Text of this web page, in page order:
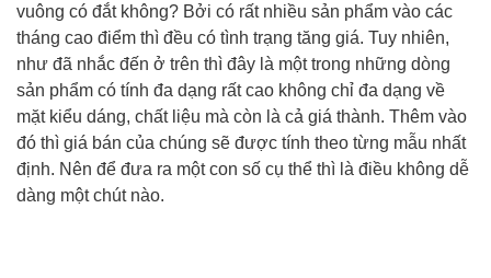
vuông có đắt không? Bởi có rất nhiều sản phẩm vào các
tháng cao điểm thì đều có tình trạng tăng giá. Tuy nhiên,
như đã nhắc đến ở trên thì đây là một trong những dòng
sản phẩm có tính đa dạng rất cao không chỉ đa dạng về
mặt kiểu dáng, chất liệu mà còn là cả giá thành. Thêm vào
đó thì giá bán của chúng sẽ được tính theo từng mẫu nhất
định. Nên để đưa ra một con số cụ thể thì là điều không dễ
dàng một chút nào.